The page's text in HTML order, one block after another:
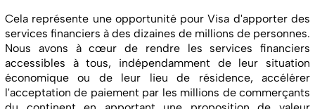
Cela représente une opportunité pour Visa d'apporter des
services financiers à des dizaines de millions de personnes.
Nous avons à cœur de rendre les services financiers
accessibles à tous, indépendamment de leur situation
économique ou de leur lieu de résidence, accélérer
l'acceptation de paiement par les millions de commerçants